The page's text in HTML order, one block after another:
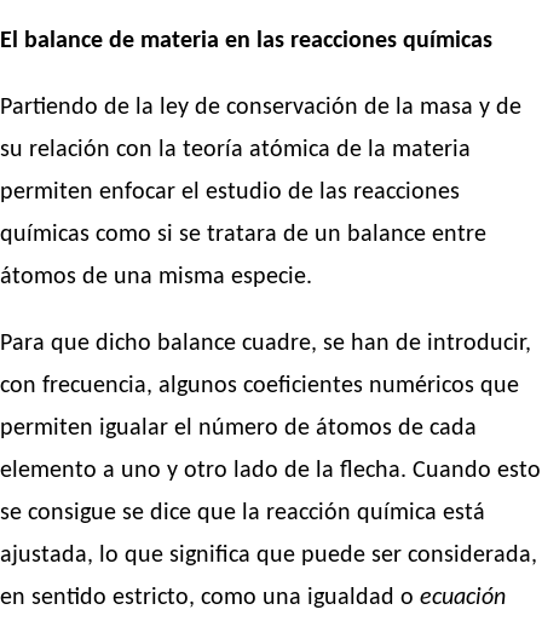
El balance de materia en las reacciones químicas
Partiendo de la ley de conservación de la masa y de
su relación con la teoría atómica de la materia
permiten enfocar el estudio de las reacciones
químicas como si se tratara de un balance entre
átomos de una misma especie.
Para que dicho balance cuadre, se han de introducir,
con frecuencia, algunos coeficientes numéricos que
permiten igualar el número de átomos de cada
elemento a uno y otro lado de la flecha. Cuando esto
se consigue se dice que la reacción química está
ajustada, lo que significa que puede ser considerada,
en sentido estricto, como una igualdad o ecuación